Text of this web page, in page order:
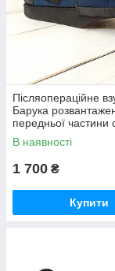
Післяопераційне
Барука
передньої частини
Sursil Ortho Сурсил
В наявності
1 700 ₴
Купити